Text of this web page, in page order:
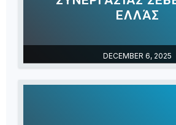
DECEMBER 6, 2025
ΕΛΛΆΣ